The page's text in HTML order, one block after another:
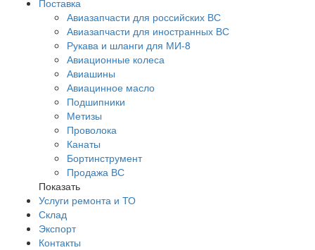
Поставка
Авиазапчасти для российских ВС
Авиазапчасти для иностранных ВС
Рукава и шланги для МИ-8
Авиационные колеса
Авиашины
Авиацинное масло
Подшипники
Метизы
Проволока
Канаты
Бортинструмент
Продажа ВС
Показать
Услуги ремонта и ТО
Склад
Экспорт
Контакты